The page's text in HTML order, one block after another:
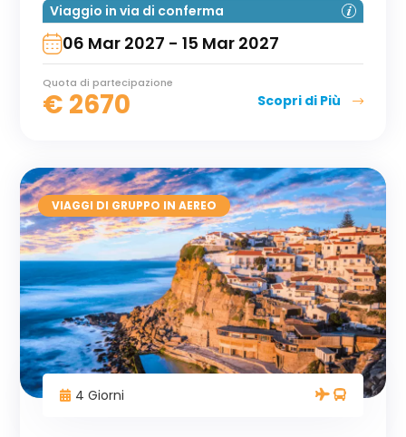
Viaggio in via di conferma
06 Mar 2027 - 15 Mar 2027
Quota di partecipazione
€ 2670 Scopri di Più
VIAGGI DI GRUPPO IN AEREO
4 Giorni